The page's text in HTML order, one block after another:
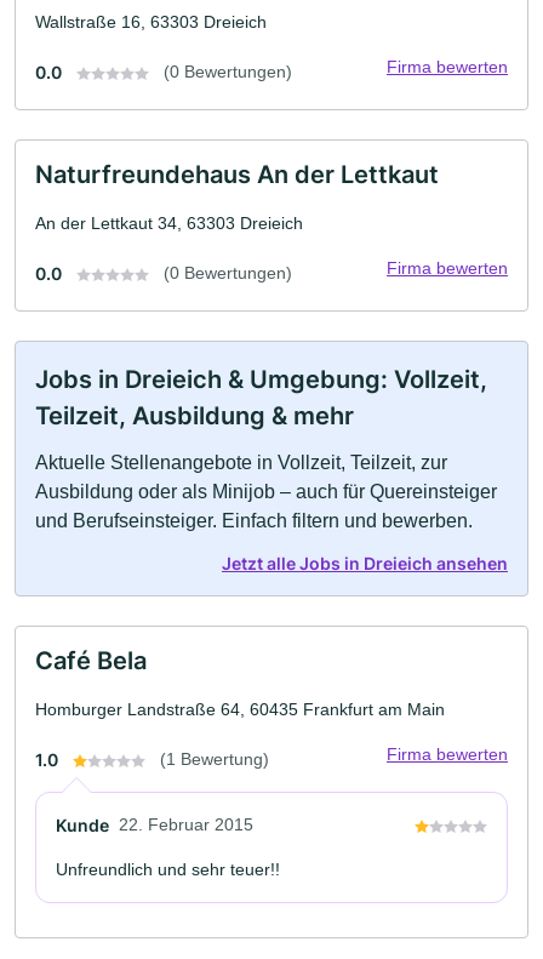
Wallstraße 16, 63303 Dreieich
0.0 (0 Bewertungen) Firma bewerten
Naturfreundehaus An der Lettkaut
An der Lettkaut 34, 63303 Dreieich
0.0 (0 Bewertungen) Firma bewerten
Jobs in Dreieich & Umgebung: Vollzeit,
Teilzeit, Ausbildung & mehr
Aktuelle Stellenangebote in Vollzeit, Teilzeit, zur
Ausbildung oder als Minijob – auch für Quereinsteiger
und Berufseinsteiger. Einfach filtern und bewerben.
Jetzt alle Jobs in Dreieich ansehen
Café Bela
Homburger Landstraße 64, 60435 Frankfurt am Main
1.0 (1 Bewertung) Firma bewerten
Kunde 22. Februar 2015
Unfreundlich und sehr teuer!!